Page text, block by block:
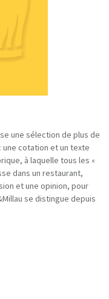
une sélection de plus de
cotation et un texte
à laquelle tous les «
dans un restaurant,
et une opinion, pour
se distingue depuis